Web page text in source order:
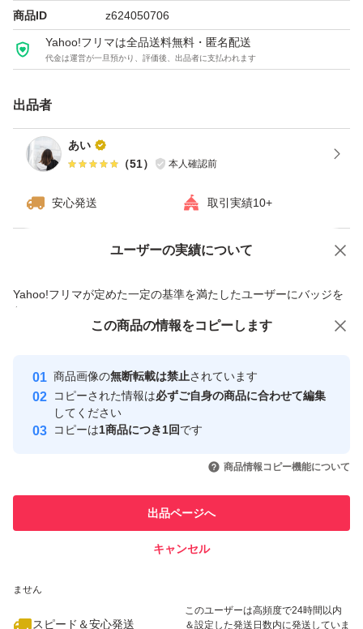
商品ID z624050706
Yahoo!フリマは全品送料無料・匿名配送
代金は運営が一旦預かり、評価後、出品者に支払われます
出品者
あい
（51） 本人確認前
安心発送 取引実績10+
ユーザーの実績について
Yahoo!フリマが定めた一定の基準を満たしたユーザーにバッジを
付与しています
安心取引出品者
心・安全なユーザーです
取引実績
引を完了させた実績があります
での取引実績があります
ません
スピード＆安心発送
このユーザーは高頻度で24時間以内
＆設定した発送日数内に発送していま
価格の相談 商品への質問
この商品の情報をコピーします
商品画像の無断転載は禁止されています
コピーされた情報は必ずご自身の商品に合わせて編集
してください
コピーは1商品につき1回です
商品情報コピー機能について
出品ページへ
キャンセル
この商品をみている人にオススメ